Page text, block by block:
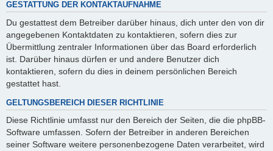
GESTATTUNG DER KONTAKTAUFNAHME
Du gestattest dem Betreiber darüber hinaus, dich unter den von dir
angegebenen Kontaktdaten zu kontaktieren, sofern dies zur
Übermittlung zentraler Informationen über das Board erforderlich
ist. Darüber hinaus dürfen er und andere Benutzer dich
kontaktieren, sofern du dies in deinem persönlichen Bereich
gestattet hast.
GELTUNGSBEREICH DIESER RICHTLINIE
Diese Richtlinie umfasst nur den Bereich der Seiten, die die phpBB-
Software umfassen. Sofern der Betreiber in anderen Bereichen
seiner Software weitere personenbezogene Daten verarbeitet, wird